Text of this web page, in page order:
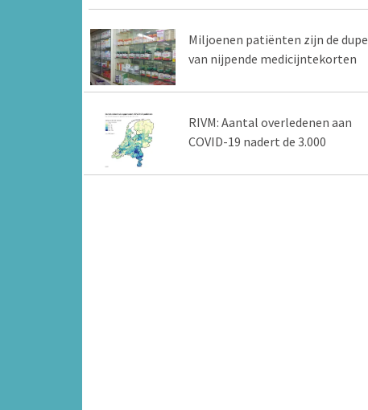
Miljoenen patiënten zijn de dupe
van nijpende medicijntekorten
RIVM: Aantal overledenen aan
COVID-19 nadert de 3.000